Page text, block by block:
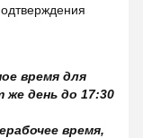
время для
же день до 17:30
время,